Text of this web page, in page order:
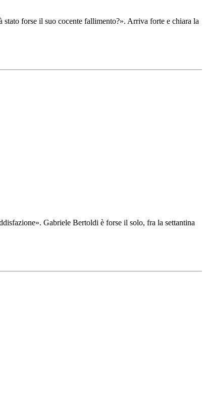
forse il suo cocente fallimento?». Arriva forte e chiara la
Gabriele Bertoldi è forse il solo, fra la settantina